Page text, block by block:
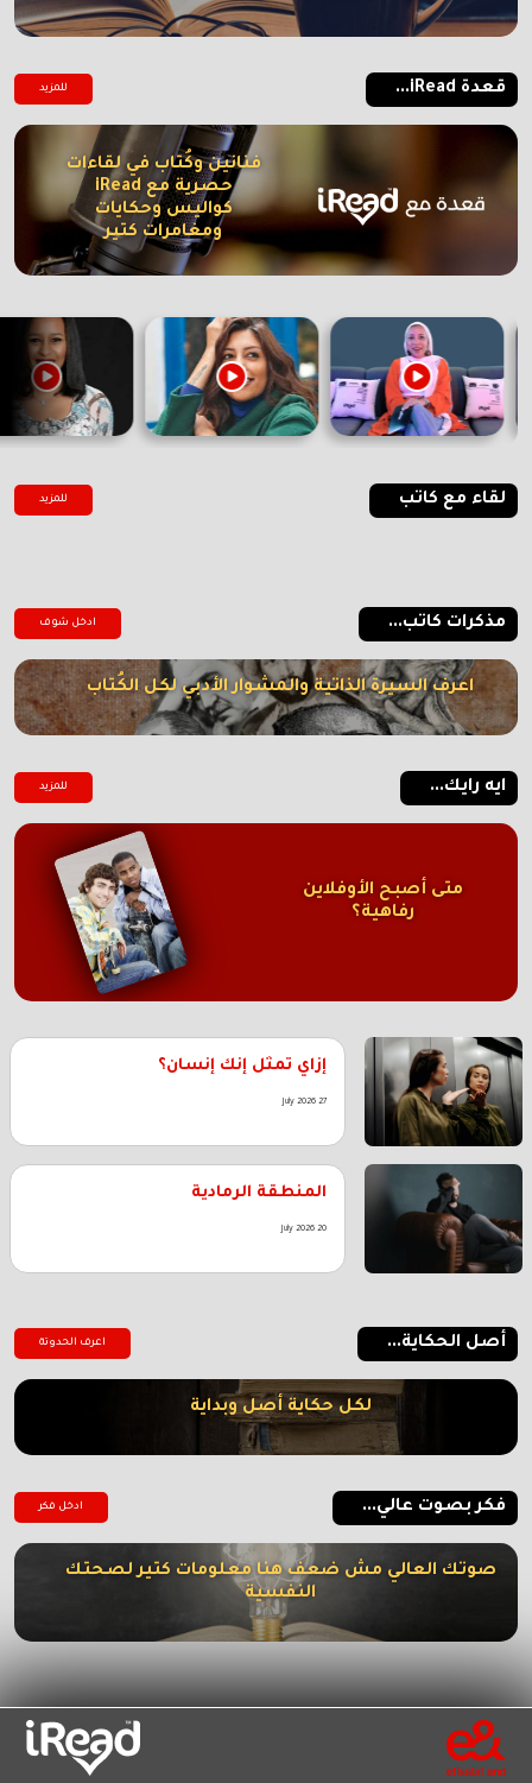
قعدة iRead... للمزيد
فنانين وكُتاب في لقاءات
حصرية مع iRead
كواليس وحكايات
ومغامرات كتير
لقاء مع كاتب للمزيد
مذكرات كاتب... ادخل شوف
اعرف السيرة الذاتية والمشوار الأدبي لكل الكُتاب
ايه رايك... للمزيد
متى أصبح الأوفلاين
رفاهية؟
إزاي تمثل إنك إنسان؟
27 July 2026
المنطقة الرمادية
20 July 2026
أصل الحكاية... اعرف الحدوتة
لكل حكاية أصل وبداية
فكر بصوت عالي... ادخل فكر
صوتك العالي مش ضعف هنا معلومات كتير لصحتك
النفسية